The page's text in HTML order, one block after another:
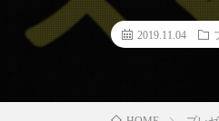
2019.11.04